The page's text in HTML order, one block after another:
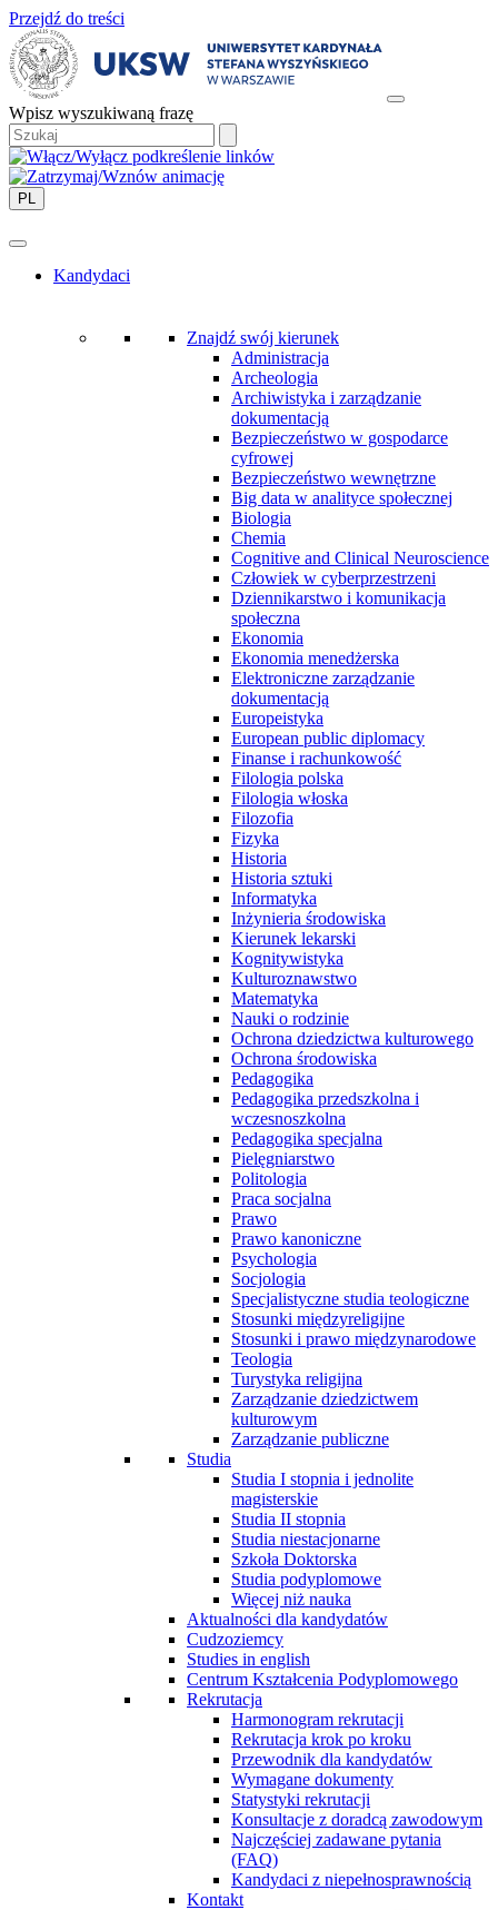
Przejdź do treści
Wpisz wyszukiwaną frazę
PL
Kandydaci
Znajdź swój kierunek
Administracja
Archeologia
Archiwistyka i zarządzanie
dokumentacją
Bezpieczeństwo w gospodarce
cyfrowej
Bezpieczeństwo wewnętrzne
Big data w analityce społecznej
Biologia
Chemia
Cognitive and Clinical Neuroscience
Człowiek w cyberprzestrzeni
Dziennikarstwo i komunikacja
społeczna
Ekonomia
Ekonomia menedżerska
Elektroniczne zarządzanie
dokumentacją
Europeistyka
European public diplomacy
Finanse i rachunkowość
Filologia polska
Filologia włoska
Filozofia
Fizyka
Historia
Historia sztuki
Informatyka
Inżynieria środowiska
Kierunek lekarski
Kognitywistyka
Kulturoznawstwo
Matematyka
Nauki o rodzinie
Ochrona dziedzictwa kulturowego
Ochrona środowiska
Pedagogika
Pedagogika przedszkolna i
wczesnoszkolna
Pedagogika specjalna
Pielęgniarstwo
Politologia
Praca socjalna
Prawo
Prawo kanoniczne
Psychologia
Socjologia
Specjalistyczne studia teologiczne
Stosunki międzyreligijne
Stosunki i prawo międzynarodowe
Teologia
Turystyka religijna
Zarządzanie dziedzictwem
kulturowym
Zarządzanie publiczne
Studia
Studia I stopnia i jednolite
magisterskie
Studia II stopnia
Studia niestacjonarne
Szkoła Doktorska
Studia podyplomowe
Więcej niż nauka
Aktualności dla kandydatów
Cudzoziemcy
Studies in english
Centrum Kształcenia Podyplomowego
Rekrutacja
Harmonogram rekrutacji
Rekrutacja krok po kroku
Przewodnik dla kandydatów
Wymagane dokumenty
Statystyki rekrutacji
Konsultacje z doradcą zawodowym
Najczęściej zadawane pytania
(FAQ)
Kandydaci z niepełnosprawnością
Kontakt